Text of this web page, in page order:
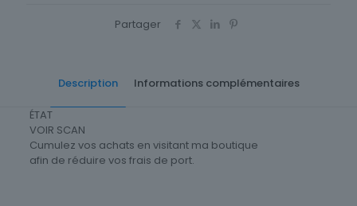
Partager
Description Informations complémentaires
ÉTAT
VOIR SCAN
Cumulez vos achats en visitant ma boutique
afin de réduire vos frais de port.